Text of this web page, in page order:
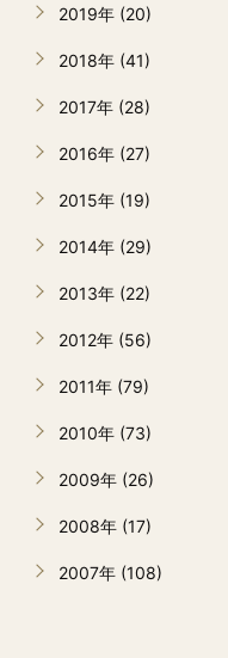
2019年 (20)
2018年 (41)
2017年 (28)
2016年 (27)
2015年 (19)
2014年 (29)
2013年 (22)
2012年 (56)
2011年 (79)
2010年 (73)
2009年 (26)
2008年 (17)
2007年 (108)